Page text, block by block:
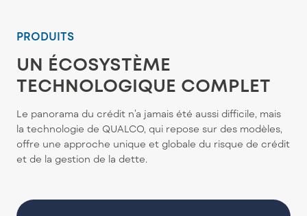
PRODUITS
UN ÉCOSYSTÈME
TECHNOLOGIQUE COMPLET
Le panorama du crédit n’a jamais été aussi difficile, mais
la technologie de QUALCO, qui repose sur des modèles,
offre une approche unique et globale du risque de crédit
et de la gestion de la dette.